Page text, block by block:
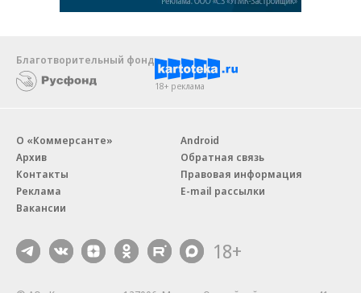
Благотворительный фонд
18+ реклама
О «Коммерсанте»
Архив
Контакты
Реклама
Вакансии
Android
Обратная связь
Правовая информация
E-mail рассылки
18+